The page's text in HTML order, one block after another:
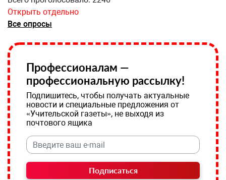
Открыть отдельно
Все опросы
Профессионалам —
профессиональную рассылку!
Подпишитесь, чтобы получать актуальные
новости и специальные предложения от
«Учительской газеты», не выходя из
почтового ящика
Подписаться